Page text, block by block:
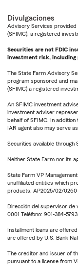
Divulgaciones
Advisory Services provided
(SFIMC), a registered
Securities are not FDIC
investment risk, including
The State Farm Advisory
program sponsored and
(SFIMC) a registered
An SFIMC investment
investment adviser
behalf of SFIMC. In
IAR agent also may serve
Securities available through
Neither State Farm nor its
State Farm VP
unaffiliated entities which
products. AP2025/02/0260
Dirección del supervisor de
0001 Teléfono: 901-384-5793
Installment loans are
are offered by U.S. Bank
The creditor and issuer of
pursuant to a license from